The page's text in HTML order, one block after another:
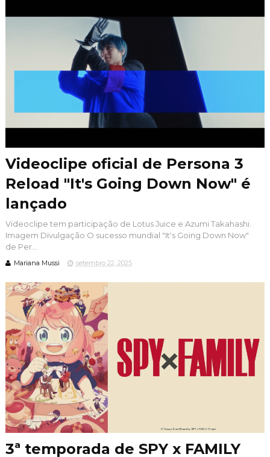
Videoclipe oficial de Persona 3
Reload "It's Going Down Now" é
lançado
Videoclipe tem participação de Lotus Juice e Azumi Takahashi.
Imagem Divulgação O sucesso mundial "It's Going Down Now"
de Per...
Mariana Mussi setembro 22, 2025
3ª temporada de SPY x FAMILY